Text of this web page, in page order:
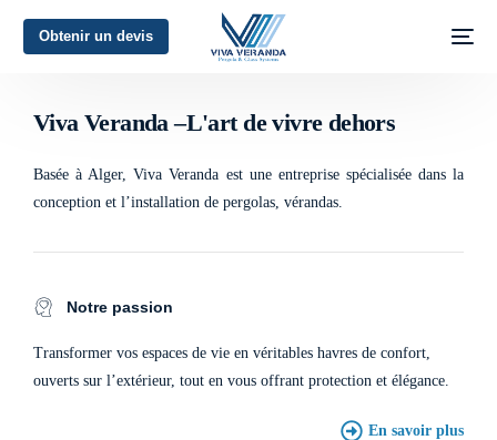
Obtenir un devis
L'art de vivre dehors
Viva Veranda –L'art de vivre dehors
Basée à Alger, Viva Veranda est une entreprise spécialisée dans la
conception et l’installation de pergolas, vérandas.
Notre passion
Transformer vos espaces de vie en véritables havres de confort,
ouverts sur l’extérieur, tout en vous offrant protection et élégance.
En savoir plus